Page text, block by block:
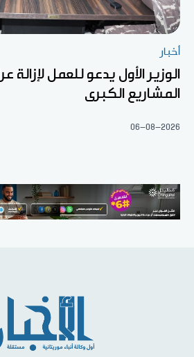
أخبار
الوزير الأول يدعو للعمل لإزالة
المشاريع الكبرى
06-08-2026